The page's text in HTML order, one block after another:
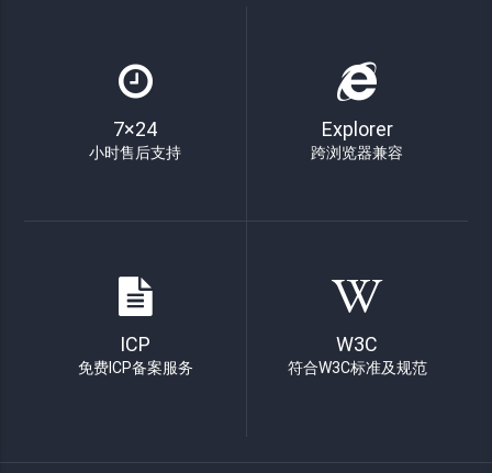
7×24
小时售后支持
Explorer
跨浏览器兼容
ICP
免费ICP备案服务
W3C
符合W3C标准及规范